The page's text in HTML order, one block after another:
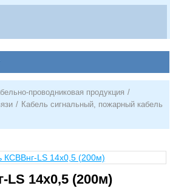
проводниковая продукция /
/ Кабель сигнальный, пожарный кабель
14х0,5 (200м)